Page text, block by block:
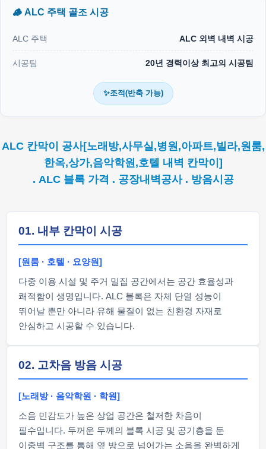
🪵 ALC 주택 골조 시공
ALC 주택 ALC 외벽 내벽 시공
시공팀 20년 경력이상 최고의 시공팀
✨조적(반축 가능)
ALC 칸막이 공사[노래방,사무실,병원,아파트,빌라,원룸,
한옥,상가,음악학원,호텔 내벽 칸막이]
. ALC 블록 가격 . 공장내벽공사 . 방음시공
01. 내부 칸막이 시공
[원룸 · 호텔 · 요양원]
다중 이용 시설 및 주거 밀집 공간에서는 공간 효율성과
쾌적함이 생명입니다. ALC 블록은 자체 단열 성능이
뛰어날 뿐만 아니라 유해 물질이 없는 친환경 자재로
안심하고 시공할 수 있습니다.
02. 고차음 방음 시공
[노래방 · 음악학원 · 학원]
소음 민감도가 높은 상업 공간은 철저한 차음이
필수입니다. 두꺼운 두께의 블록 시공 및 공기층을 둔
이중벽 구조를 통해 옆 방으로 넘어가는 소음을 완벽하게